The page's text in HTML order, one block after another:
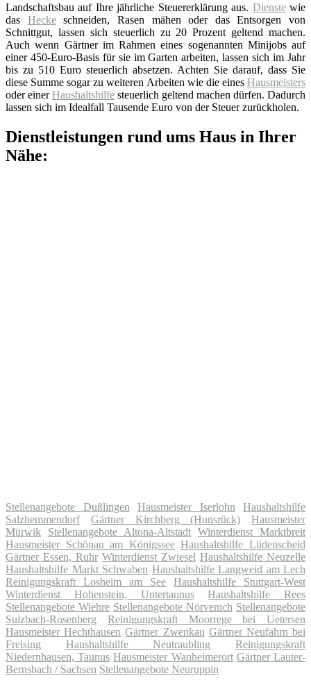
Landschaftsbau auf Ihre jährliche Steuererklärung aus. Dienstewie
das Heckeschneiden, Rasen mähen oder das Entsorgen von
Schnittgut, lassen sich steuerlich zu 20 Prozent geltend machen.
Auch wenn Gärtner im Rahmen eines sogenannten Minijobs auf
einer 450-Euro-Basis für sie im Garten arbeiten, lassen sich im Jahr
bis zu 510 Euro steuerlich absetzen. Achten Sie darauf, dass Sie
diese Summe sogar zu weiteren Arbeiten wie die eines Hausmeisters
oder einerHaushaltshilfe steuerlich geltend machen dürfen. Dadurch
lassen sich im Idealfall Tausende Euro von der Steuer zurückholen.
Dienstleistungen rund ums Haus in Ihrer
Nähe:
Stellenangebote Dußlingen Hausmeister Iserlohn
Haushaltshilfe
Salzhemmendorf
Gärtner Kirchberg (Hunsrück)
Hausmeister
Mürwik
Stellenangebote Altona-Altstadt Winterdienst Marktbreit
Hausmeister Schönau am Königssee Haushaltshilfe Lüdenscheid
Gärtner Essen, Ruhr Winterdienst Zwiesel Haushaltshilfe Neuzelle
Haushaltshilfe Markt Schwaben Haushaltshilfe Langweid am Lech
Reinigungskraft Losheim am See
Haushaltshilfe Stuttgart-West
Winterdienst Hohenstein, Untertaunus
Haushaltshilfe Rees
Stellenangebote Wiehre Stellenangebote Nörvenich Stellenangebote
Sulzbach-Rosenberg
Reinigungskraft Moorrege bei Uetersen
Hausmeister Hechthausen Gärtner Zwenkau Gärtner Neufahrn bei
Freising
Haushaltshilfe Neutraubling
Reinigungskraft
Niedernhausen, Taunus Hausmeister Wanheimerort Gärtner Lauter-
Bernsbach / Sachsen Stellenangebote Neuruppin